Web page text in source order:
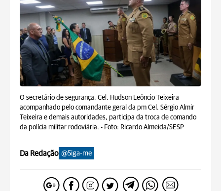
O secretário de segurança, Cel. Hudson Leôncio Teixeira
acompanhado pelo comandante geral da pm Cel. Sérgio Almir
Teixeira e demais autoridades, participa da troca de comando
da polícia militar rodoviária. - Foto: Ricardo Almeida/SESP
Da Redação @Siga-me